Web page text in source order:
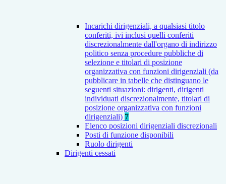
Incarichi dirigenziali, a qualsiasi titolo
conferiti, ivi inclusi quelli conferiti
discrezionalmente dall'organo di indirizzo
politico senza procedure pubbliche di
selezione e titolari di posizione
organizzativa con funzioni dirigenziali (da
pubblicare in tabelle che distinguano le
seguenti situazioni: dirigenti, dirigenti
individuati discrezionalmente, titolari di
posizione organizzativa con funzioni
dirigenziali) 7
Elenco posizioni dirigenziali discrezionali
Posti di funzione disponibili
Ruolo dirigenti
Dirigenti cessati